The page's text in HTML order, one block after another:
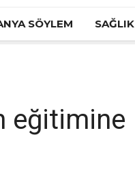
SÖYLEM SAĞLIK
eğitimine